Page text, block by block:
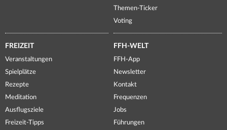
Themen-Ticker
Voting
FREIZEIT
Veranstaltungen
Spielplätze
Rezepte
Meditation
Ausflugsziele
Freizeit-Tipps
FFH-WELT
FFH-App
Newsletter
Kontakt
Frequenzen
Jobs
Führungen